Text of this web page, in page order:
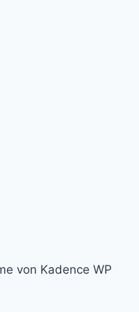
von Kadence WP